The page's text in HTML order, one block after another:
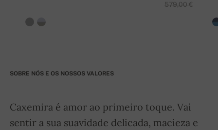
579,00 €
SOBRE NÓS E OS NOSSOS VALORES
Caxemira é amor ao primeiro toque. Vai
sentir a sua suavidade delicada, macieza e